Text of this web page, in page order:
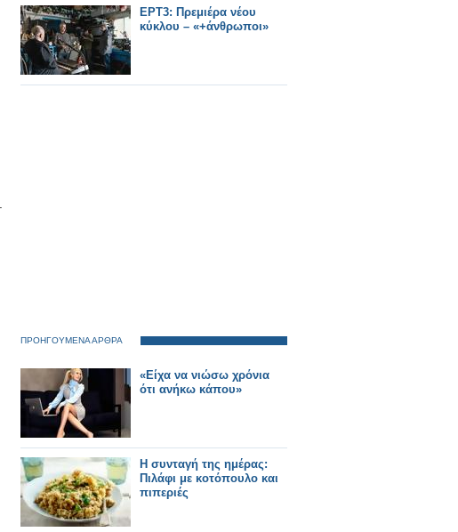
ΕΡΤ3: Πρεμιέρα νέου
κύκλου – «+άνθρωποι»
ΠΡΟΗΓΟΥΜΕΝΑ ΑΡΘΡΑ
«Είχα να νιώσω χρόνια
ότι ανήκω κάπου»
Η συνταγή της ημέρας:
Πιλάφι με κοτόπουλο και
πιπεριές